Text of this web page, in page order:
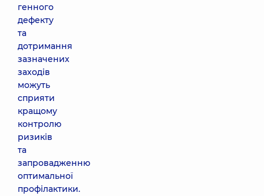
генного
дефекту
та
дотримання
зазначених
заходів
можуть
сприяти
кращому
контролю
ризиків
та
запровадженню
оптимальної
профілактики.